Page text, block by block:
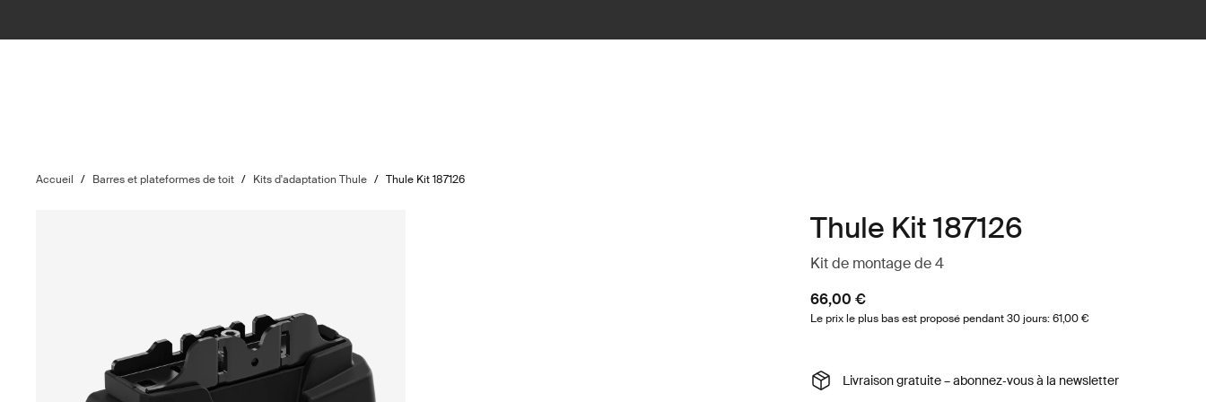
Accueil / Barres et plateformes de toit / Kits d'adaptation Thule / Thule Kit 187126
Thule Kit 187126
Kit de montage de 4
66,00 €
Le prix le plus bas est proposé pendant 30 jours: 61,00 €
Livraison gratuite – abonnez‑vous à la newsletter